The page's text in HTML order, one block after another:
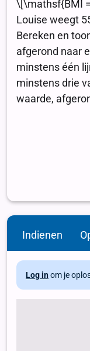
Indienen
Log in om je